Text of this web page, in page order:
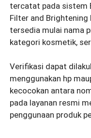
tercatat pada sistem
Filter and Brightening
tersedia mulai nama
kategori kosmetik,
Verifikasi dapat
menggunakan hp
kecocokan antara
pada layanan resmi
penggunaan produk